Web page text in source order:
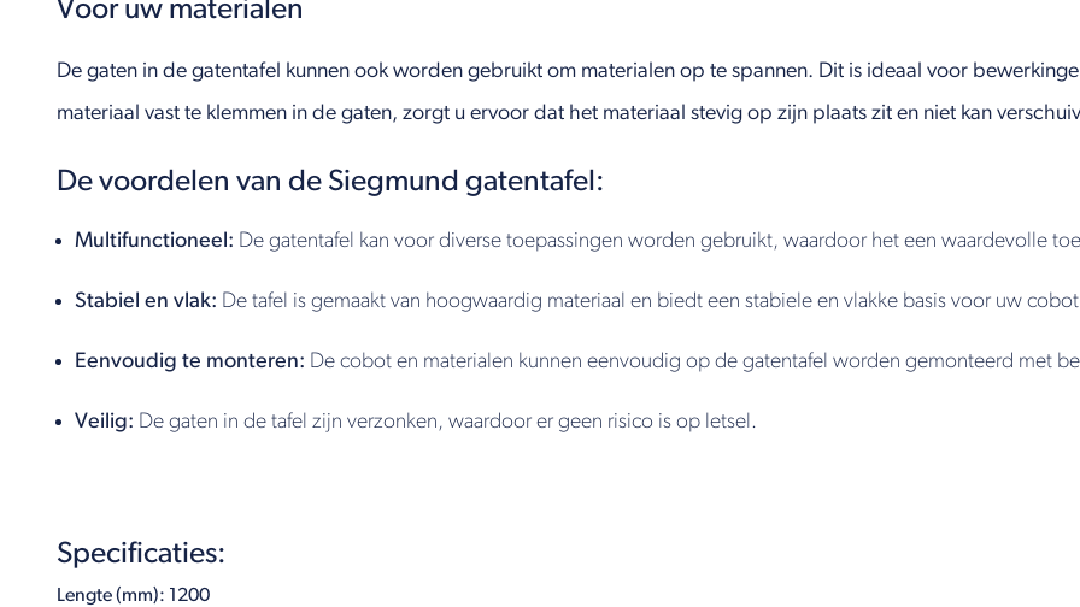
Voor uw materialen
De gaten in de gatentafel kunnen ook worden gebruikt om materialen op te spannen. Dit is ideaal voor
materiaal vast te klemmen in de gaten, zorgt u ervoor dat het materiaal stevig op zijn plaats zit en niet kan
De voordelen van de Siegmund gatentafel:
Multifunctioneel: De gatentafel kan voor diverse toepassingen worden gebruikt, waardoor het een waardevolle
Stabiel en vlak: De tafel is gemaakt van hoogwaardig materiaal en biedt een stabiele en vlakke basis voor uw
Eenvoudig te monteren: De cobot en materialen kunnen eenvoudig op de gatentafel worden gemonteerd met
Veilig: De gaten in de tafel zijn verzonken, waardoor er geen risico is op letsel.
Specificaties:
Lengte (mm):
1200